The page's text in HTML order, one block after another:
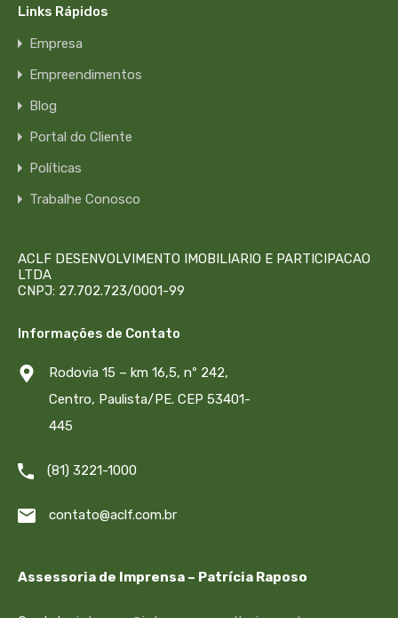
Links Rápidos
Empresa
Empreendimentos
Blog
Portal do Cliente
Políticas
Trabalhe Conosco
ACLF DESENVOLVIMENTO IMOBILIARIO E PARTICIPACAO
LTDA
CNPJ: 27.702.723/0001-99
Informações de Contato
Rodovia 15 – km 16,5, nº 242,
Centro, Paulista/PE. CEP 53401-
445
(81) 3221-1000
contato@aclf.com.br
Assessoria de Imprensa – Patrícia Raposo